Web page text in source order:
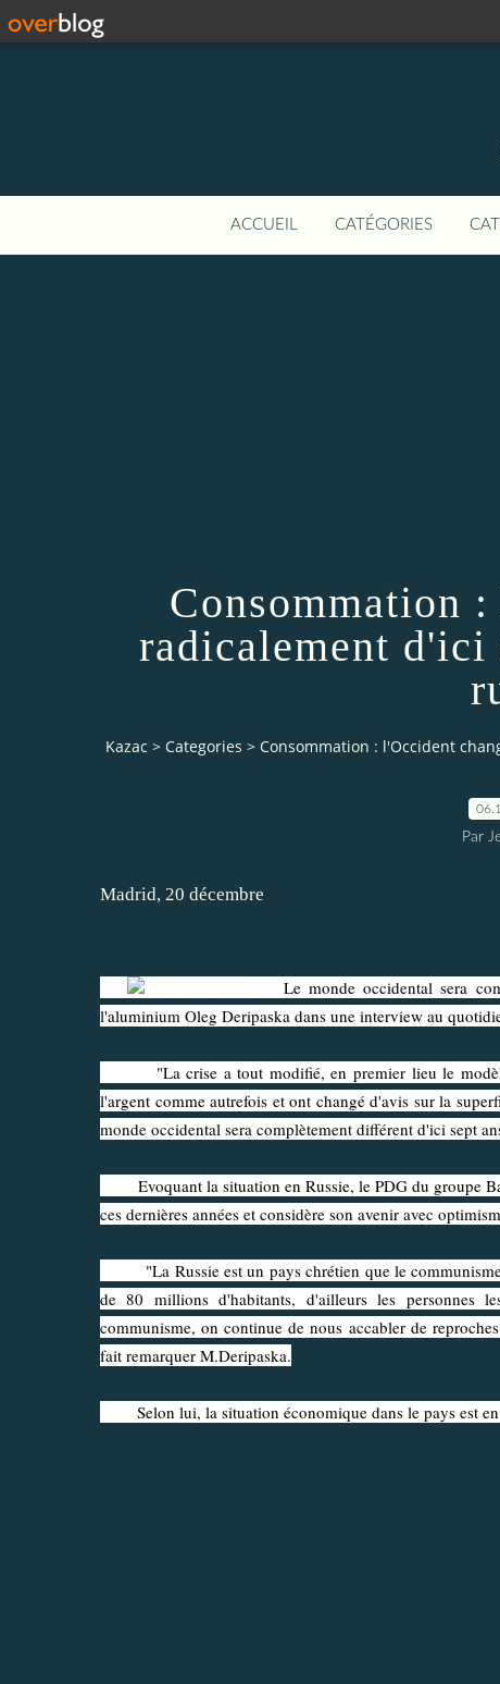
ACCUEIL CATÉGORIES
Consommation
radicalement
Kazac > Categories > Consommation : l'Occident
Par
Madrid, 20 décembre
Le monde occidental sera
l'aluminium Oleg Deripaska dans une interview au
"La crise a tout modifié, en premier lieu le modèle
l'argent comme autrefois et ont changé d'avis sur la
monde occidental sera complètement différent d'ici sept
Evoquant la situation en Russie, le PDG du groupe
ces dernières années et considère son avenir avec
"La Russie est un pays chrétien que le communisme
de 80 millions d'habitants, d'ailleurs les personnes
communisme, on continue de nous accabler de
fait remarquer M.Deripaska.
Selon lui, la situation économique dans le pays est en